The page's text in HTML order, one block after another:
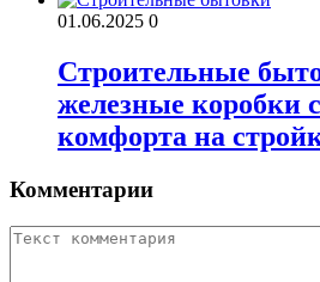
01.06.2025 0
Строительные
железные коробки
комфорта на
Комментарии